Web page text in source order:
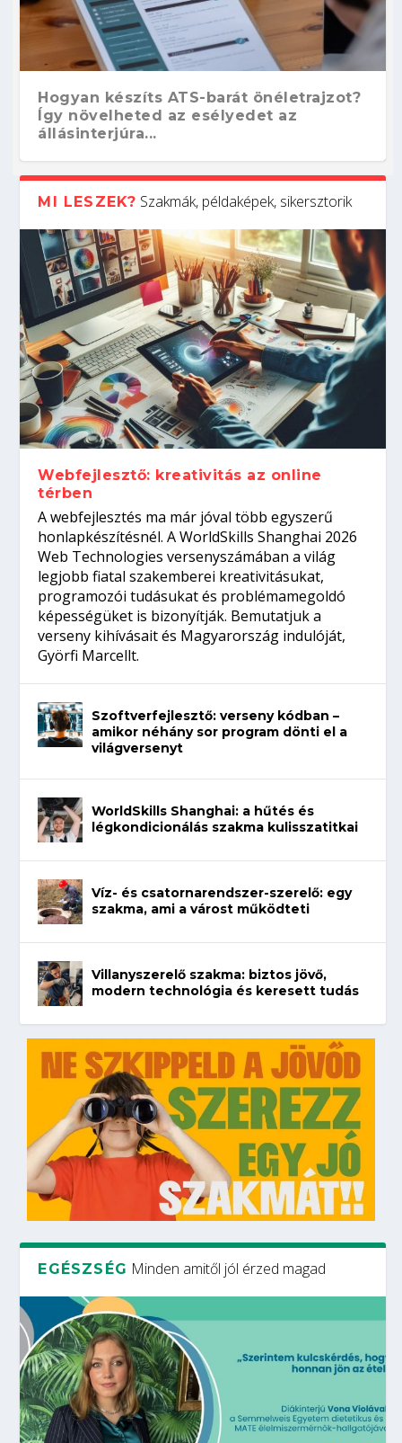
Hogyan készíts ATS-barát önéletrajzot?
Így növelheted az esélyedet az
állásinterjúra...
Kitalálod, mire használják ezeket a
gépeket?
Nem sikerült az egyetemi felvételi?
Tanulj szakmát!
Szoftverfejlesztő: verseny kódban –
amikor néhány sor program dönti el a
világversenyt...
Digitális detox – hogyan kapcsolódj ki
telefon nélkül?
MI LESZEK? Szakmák, példaképek, sikersztorik
Webfejlesztő: kreativitás az online
térben
A webfejlesztés ma már jóval több egyszerű
honlapkészítésnél. A WorldSkills Shanghai 2026
Web Technologies versenyszámában a világ
legjobb fiatal szakemberei kreativitásukat,
programozói tudásukat és problémamegoldó
képességüket is bizonyítják. Bemutatjuk a
verseny kihívásait és Magyarország indulóját,
Györfi Marcellt.
Szoftverfejlesztő: verseny kódban –
amikor néhány sor program dönti el a
világversenyt
WorldSkills Shanghai: a hűtés és
légkondicionálás szakma kulisszatitkai
Víz- és csatornarendszer-szerelő: egy
szakma, ami a várost működteti
Villanyszerelő szakma: biztos jövő,
modern technológia és keresett tudás
EGÉSZSÉG Minden amitől jól érzed magad